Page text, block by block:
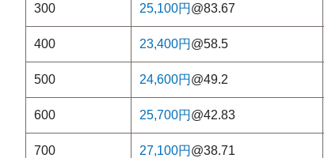
300 25,100円 @83.67
400 23,400円 @58.5
500 24,600円 @49.2
600 25,700円 @42.83
700 27,100円 @38.71